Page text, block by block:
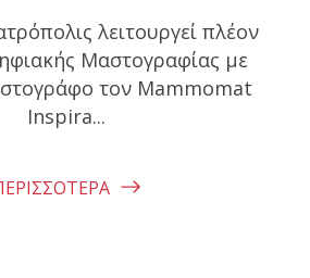
λειτουργεί πλέον
Μαστογραφίας με
τον Mammomat
Inspira...